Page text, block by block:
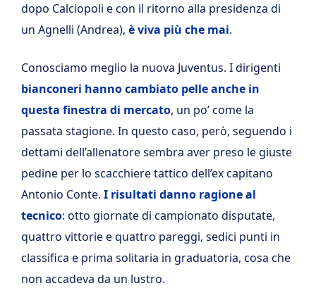
dopo Calciopoli e con il ritorno alla presidenza di
un Agnelli (Andrea), è viva più che mai.
Conosciamo meglio la nuova Juventus. I dirigenti
bianconeri hanno cambiato pelle anche in
questa finestra di mercato, un po’ come la
passata stagione. In questo caso, però, seguendo i
dettami dell’allenatore sembra aver preso le giuste
pedine per lo scacchiere tattico dell’ex capitano
Antonio Conte. I risultati danno ragione al
tecnico: otto giornate di campionato disputate,
quattro vittorie e quattro pareggi, sedici punti in
classifica e prima solitaria in graduatoria, cosa che
non accadeva da un lustro.